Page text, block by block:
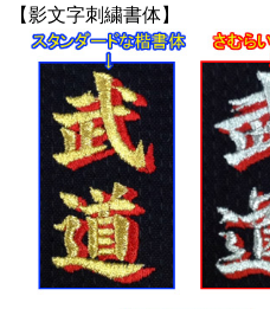
【影文字刺繍書体】